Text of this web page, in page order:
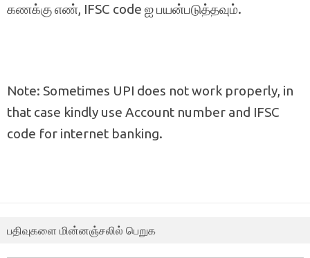
கணக்கு எண், IFSC code ஐ பயன்படுத்தவும்.
Note: Sometimes UPI does not work properly, in
that case kindly use Account number and IFSC
code for internet banking.
பதிவுகளை மின்னஞ்சலில் பெறுக